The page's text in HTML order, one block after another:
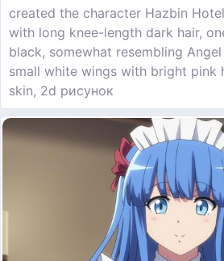
created the character Hazbin
with long knee-length dark hair,
black, somewhat resembling
small white wings with bright pink
skin, 2d рисунок